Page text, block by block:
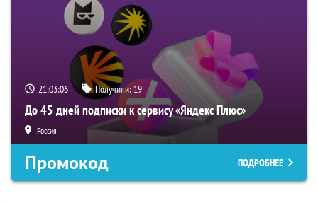
21:03:05 Получили: 19
До 45 дней подписки к сервису «Яндекс Плюс»
Россия
Промокод ПОДРОБНЕЕ